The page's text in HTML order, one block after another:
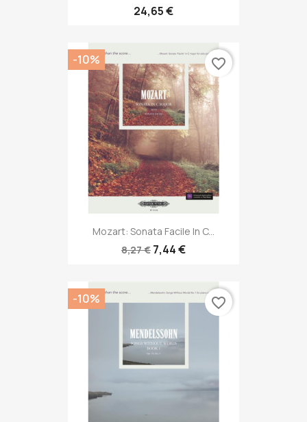
24,65 €
Mozart: Sonata Facile In C...
8,27 € 7,44 €
-10% favorite_border
-10% favorite_border